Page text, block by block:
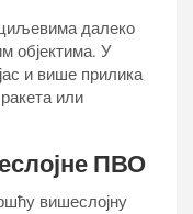
далеко
објектима. У
и више прилика
или
ПВО
вишеслојну